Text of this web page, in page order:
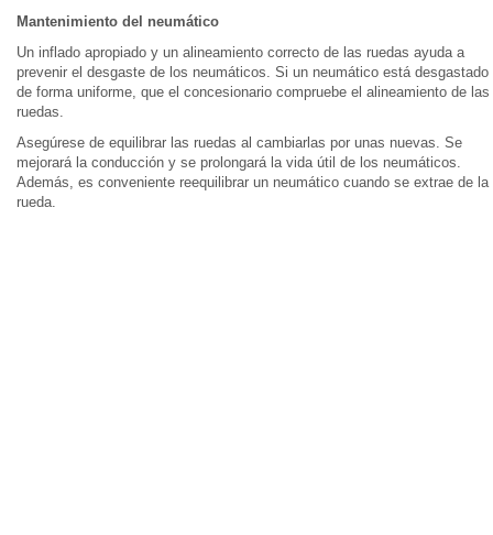
Mantenimiento del neumático
Un inflado apropiado y un alineamiento correcto de las ruedas ayuda a
prevenir el desgaste de los neumáticos. Si un neumático está desgastado
de forma uniforme, que el concesionario compruebe el alineamiento de las
ruedas.
Asegúrese de equilibrar las ruedas al cambiarlas por unas nuevas. Se
mejorará la conducción y se prolongará la vida útil de los neumáticos.
Además, es conveniente reequilibrar un neumático cuando se extrae de la
rueda.